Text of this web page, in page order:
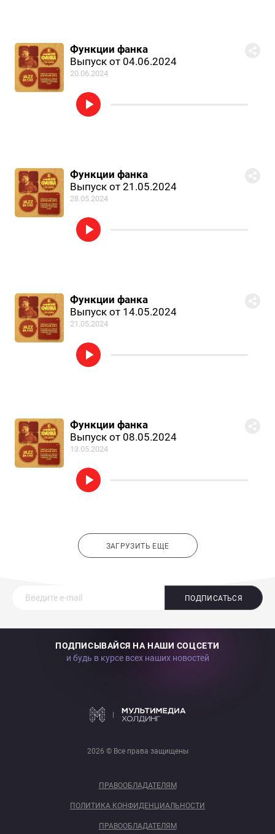
Функции фанка
Выпуск от 04.06.2024
20.06.2024
Функции фанка
Выпуск от 21.05.2024
28.05.2024
Функции фанка
Выпуск от 14.05.2024
21.05.2024
Функции фанка
Выпуск от 08.05.2024
13.05.2024
ЗАГРУЗИТЬ ЕЩЕ
ПОДПИСАТЬСЯ
ПОДПИСЫВАЙСЯ НА НАШИ СОЦСЕТИ
и будь в курсе всех наших новостей
2026 © Все права защищены
ПРАВООБЛАДАТЕЛЯМ
ПОЛИТИКА КОНФИДЕНЦИАЛЬНОСТИ
ПРАВООБЛАДАТЕЛЯМ